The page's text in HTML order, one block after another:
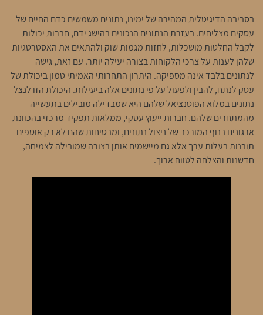
בסביבה הדיגיטלית המהירה של ימינו, נתונים משמשים כדם החיים של
עסקים מצליחים. בעזרת הנתונים הנכונים בהישג ידם, חברות יכולות
לקבל החלטות מושכלות, לחזות מגמות שוק ולהתאים את האסטרטגיות
שלהן לענות על צרכי הלקוחות בצורה יעילה יותר. עם זאת, גישה
לנתונים בלבד אינה מספיקה. היתרון התחרותי האמיתי טמון ביכולת של
עסק לנתח, להבין ולפעול על פי נתונים אלה ביעילות. היכולת הזו לנצל
נתונים במלוא הפוטנציאל שלהם היא שמבדילה מובילים בתעשייה
מהמתחרים שלהם. חברות ייעוץ עסקי, ממלאות תפקיד מרכזי בהכוונת
ארגונים בנוף המורכב של ניצול נתונים, ומבטיחות שהם לא רק אוספים
תובנות בעלות ערך אלא גם מיישמים אותן בצורה שמובילה לצמיחה,
חדשנות והצלחה לטווח ארוך.